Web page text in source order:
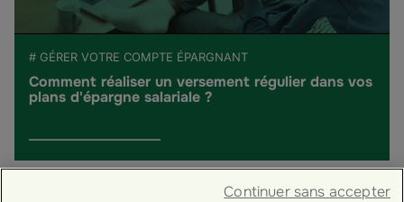
# GÉRER VOTRE COMPTE ÉPARGNANT
Comment réaliser un versement régulier dans vos
plans d'épargne salariale ?
Continuer sans accepter